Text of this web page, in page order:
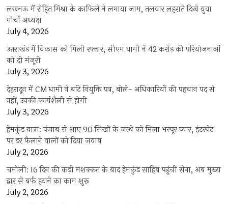
लखनऊ में रोहित मिश्रा के काफिले ने लगाया जाम, तलवार लहराते दिखे युवा
मोर्चा अध्यक्ष
July 4, 2026
उत्तराखंड में विकास को मिली रफ्तार, सीएम धामी ने 42 करोड़ की परियोजनाओं
को दी मंजूरी
July 3, 2026
देहरादून में CM धामी ने बांटे नियुक्ति पत्र, बोले- अधिकारियों की पहचान पद से
नहीं, उनकी कार्यशैली से होगी
July 3, 2026
हेमकुंड यात्रा: पंजाब से आए 90 सिखों के जत्थे को मिला भरपूर प्यार, इंटरनेट
पर डर फैलाने वालों को दिया जवाब
July 2, 2026
चमोली: 16 दिन की कड़ी मशक्कत के बाद हेमकुंड साहिब पहुंची सेना, अब मुख्य
द्वार से बर्फ हटाने का काम शुरू
July 2, 2026